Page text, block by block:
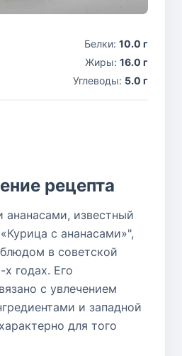
Белки: 10.0 г
Жиры: 16.0 г
Углеводы: 5.0 г
рецепта
ананасами, известный
с ананасами»",
в советской
х годах. Его
с увлечением
и западной
для того